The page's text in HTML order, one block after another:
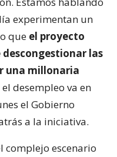
experimentan un
que el proyecto
las
una millonaria
desempleo va en
el Gobierno
a la iniciativa.
complejo escenario